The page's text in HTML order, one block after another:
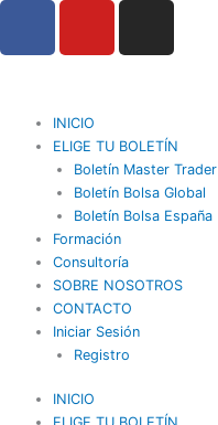
contenido
b
o
u
b
e
g
r
a
m
INICIO
ELIGE TU BOLETÍN
Boletín Master Trader
Boletín Bolsa Global
Boletín Bolsa España
Formación
Consultoría
SOBRE NOSOTROS
CONTACTO
Iniciar Sesión
Registro
INICIO